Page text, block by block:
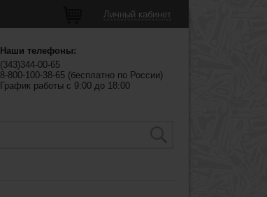
Личный кабинет
Наши телефоны:
(343)344-00-65
8-800-100-38-65 (бесплатно по России)
График работы с 9:00 до 18:00